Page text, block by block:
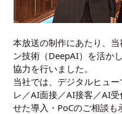
本放送の制作にあたり、
ン技術（DeepAI）を活か
協力を行いました。
当社では、デジタルヒュ
レ／AI面接／AI接客／AI
せた導入・PoCのご相談も